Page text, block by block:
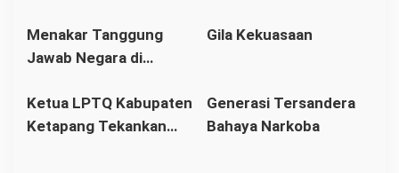
Kalimantan Barat
Petani Menanggung
Menakar Tanggung
Jawab Negara di
Perdagangan Manusia
Gila Kekuasaan
Ketua LPTQ Kabupaten
Ketapang Tekankan
Generasi Tersandera
Bahaya Narkoba